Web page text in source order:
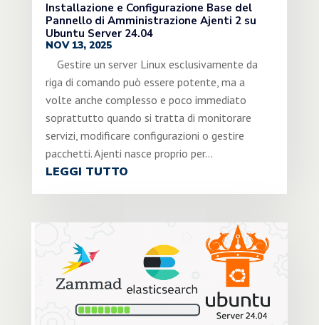
Installazione e Configurazione Base del
Pannello di Amministrazione Ajenti 2 su
Ubuntu Server 24.04
NOV 13, 2025
Gestire un server Linux esclusivamente da
riga di comando può essere potente, ma a
volte anche complesso e poco immediato
soprattutto quando si tratta di monitorare
servizi, modificare configurazioni o gestire
pacchetti. Ajenti nasce proprio per...
LEGGI TUTTO